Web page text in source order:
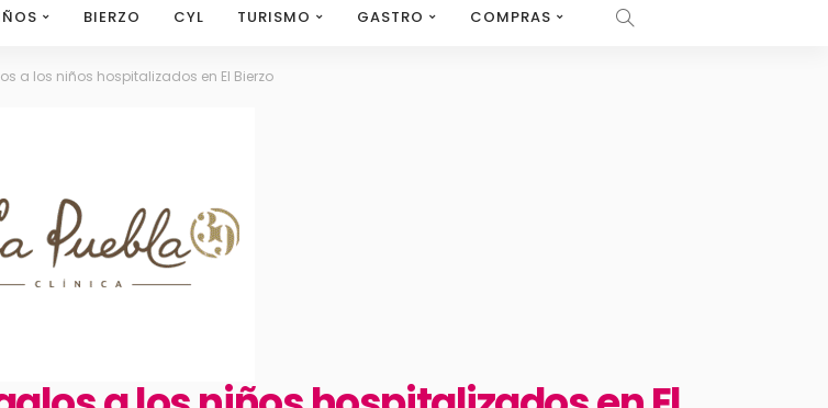
BIERZO CYL TURISMO GASTRO COMPRAS
a los niños hospitalizados en El Bierzo